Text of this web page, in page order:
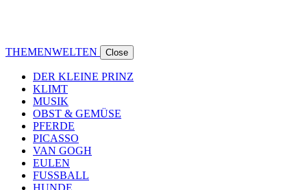
THEMENWELTEN Close
DER KLEINE PRINZ
KLIMT
MUSIK
OBST & GEMÜSE
PFERDE
PICASSO
VAN GOGH
EULEN
FUSSBALL
HUNDE